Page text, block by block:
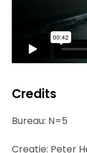
Credits
Bureau: N=5
Creatie: Peter